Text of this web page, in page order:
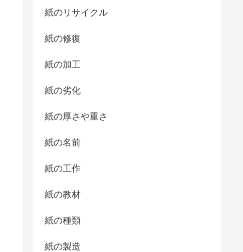
紙のリサイクル
紙の修復
紙の加工
紙の劣化
紙の厚さや重さ
紙の名前
紙の工作
紙の教材
紙の種類
紙の製造